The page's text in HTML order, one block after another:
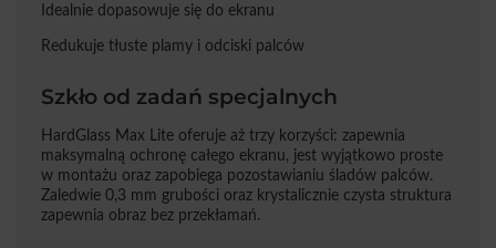
Idealnie dopasowuje się do ekranu
Redukuje tłuste plamy i odciski palców
Szkło od zadań specjalnych
HardGlass Max Lite oferuje aż trzy korzyści: zapewnia
maksymalną ochronę całego ekranu, jest wyjątkowo proste
w montażu oraz zapobiega pozostawianiu śladów palców.
Zaledwie 0,3 mm grubości oraz krystalicznie czysta struktura
zapewnia obraz bez przekłamań.